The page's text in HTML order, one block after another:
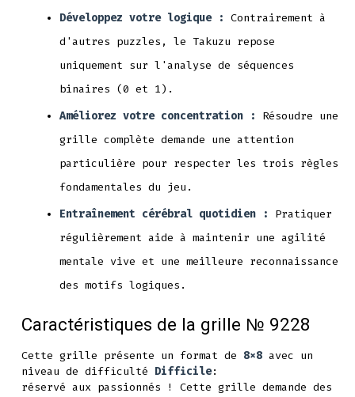
Développez votre logique : Contrairement à
d'autres puzzles, le Takuzu repose
uniquement sur l'analyse de séquences
binaires (0 et 1).
Améliorez votre concentration :
Résoudre une
grille complète demande une attention
particulière pour respecter les trois règles
fondamentales du jeu.
Entraînement cérébral quotidien :
Pratiquer
régulièrement aide à maintenir une agilité
mentale vive et une meilleure reconnaissance
des motifs logiques.
Caractéristiques de la grille № 9228
Cette grille présente un format de 8x8 avec un
niveau de difficulté Difficile:
réservé aux passionnés ! Cette grille demande des